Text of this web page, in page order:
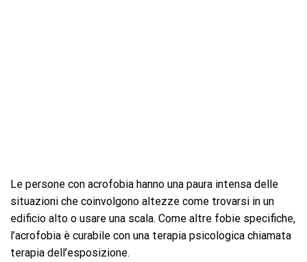
Le persone con acrofobia hanno una paura intensa delle
situazioni che coinvolgono altezze come trovarsi in un
edificio alto o usare una scala. Come altre fobie specifiche,
l’acrofobia è curabile con una terapia psicologica chiamata
terapia dell’esposizione.